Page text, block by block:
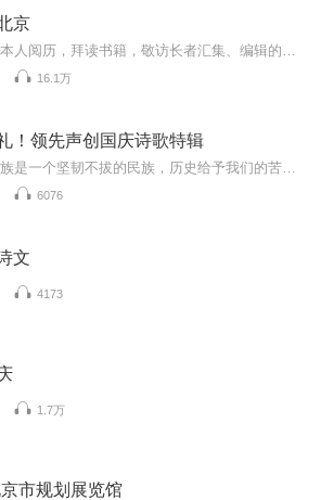
京
16.1万
！领先声创国庆诗歌特辑
6076
文
4173
1.7万
市规划展览馆